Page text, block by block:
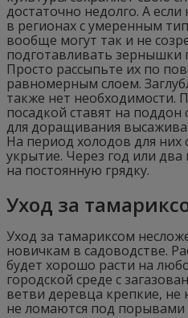
достаточно недолго. А
в регионах с умеренным
вообще могут так и не
подготавливать зернышки
Просто рассыпьте их по
равномерным слоем.
также нет необходимости.
посадкой ставят на
для доращивания
На период холодов для
укрытие. Через год или
на постоянную грядку.
Уход за
Уход за тамариксом
новичкам в садоводстве.
будет хорошо расти на
городской среде с
ветви деревца крепкие, не
не ломаются под порывами